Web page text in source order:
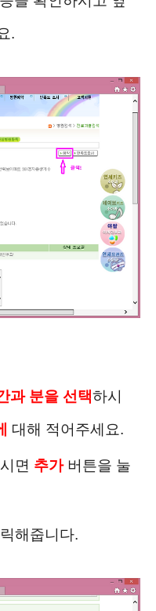
.
과 분을 선택하시
대해 적어주세요.
면 추가버튼을 눌
해줍니다.